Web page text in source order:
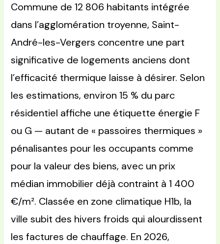
Commune de 12 806 habitants intégrée
dans l’agglomération troyenne, Saint-
André-les-Vergers concentre une part
significative de logements anciens dont
l’efficacité thermique laisse à désirer. Selon
les estimations, environ 15 % du parc
résidentiel affiche une étiquette énergie F
ou G — autant de « passoires thermiques »
pénalisantes pour les occupants comme
pour la valeur des biens, avec un prix
médian immobilier déjà contraint à 1 400
€/m². Classée en zone climatique H1b, la
ville subit des hivers froids qui alourdissent
les factures de chauffage. En 2026,